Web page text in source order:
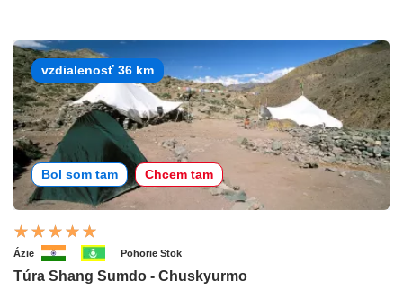
vzdialenosť 36 km
Bol som tam Chcem tam
Ázie Pohorie Stok
Túra Shang Sumdo - Chuskyurmo